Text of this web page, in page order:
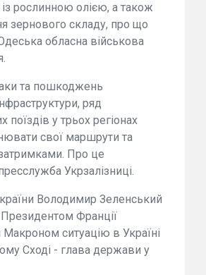
рослинною олією, а також
зернового складу, про що
обласна військова
та пошкоджень
ряд
поїздів у трьох регіонах
свої маршрути та
затримками. Про це
Укрзалізниці.
Володимир Зеленський
Франції
ситуацію в Україні
Сході - глава держави у